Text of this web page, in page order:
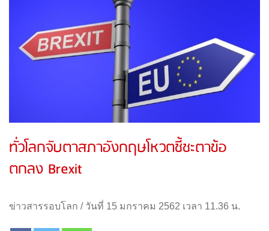
ทั่วโลกจับตาสภาอังกฤษโหวตชี้ชะตาข้อ
ตกลง Brexit
ข่าวสารรอบโลก / วันที่ 15 มกราคม 2562 เวลา 11.36 น.